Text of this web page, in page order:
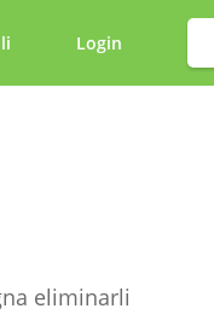
Login
eliminarli